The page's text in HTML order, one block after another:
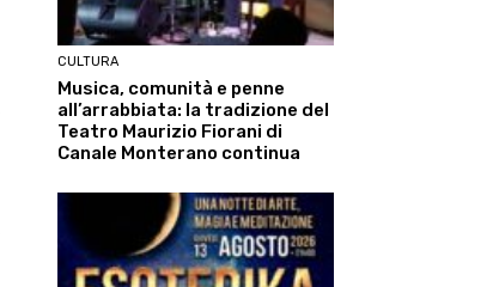
CULTURA
Musica, comunità e penne
all’arrabbiata: la tradizione del
Teatro Maurizio Fiorani di
Canale Monterano continua